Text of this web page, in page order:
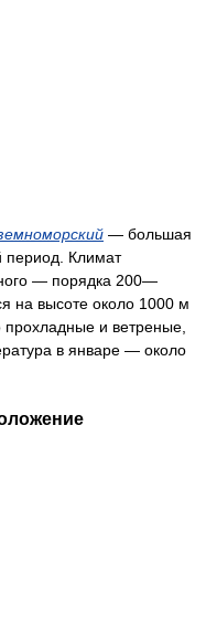
— большая
период. Климат
— порядка 200—
на высоте около 1000 м
и ветреные,
в январе — около